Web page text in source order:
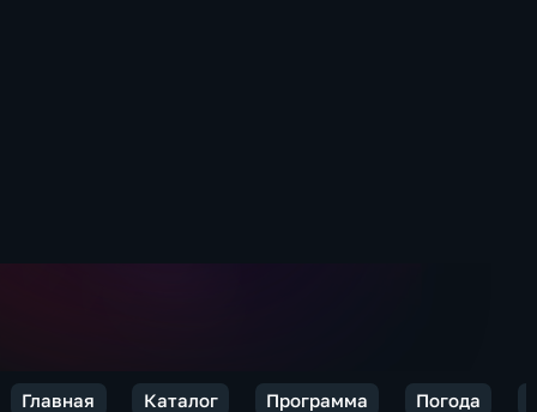
Главная Каталог Программа Погода